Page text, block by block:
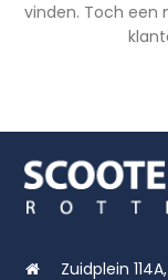
vinden. Toch een
Zuidplein